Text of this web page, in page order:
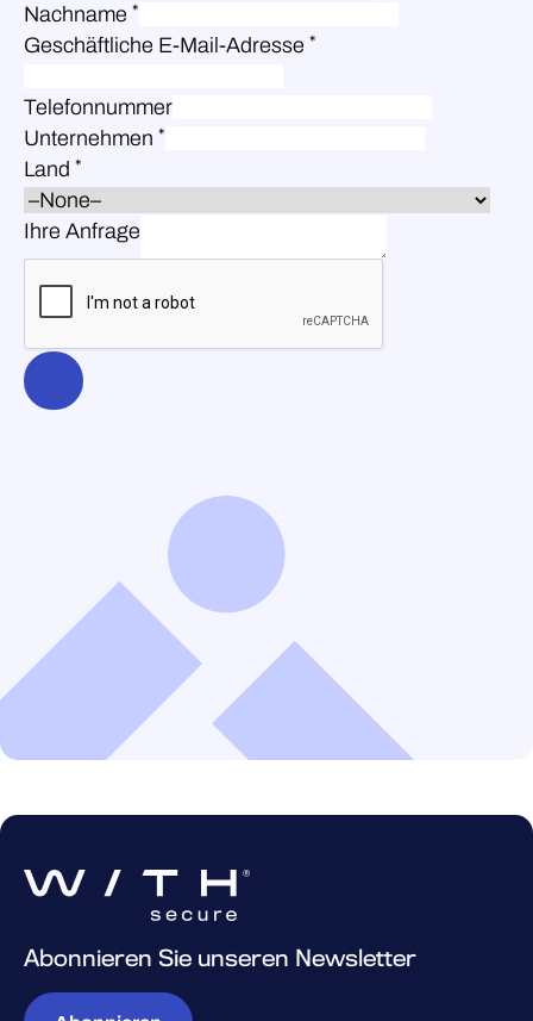
Nachname *
Geschäftliche E-Mail-Adresse *
Telefonnummer
Unternehmen *
Land *
Ihre Anfrage
Abonnieren Sie unseren Newsletter